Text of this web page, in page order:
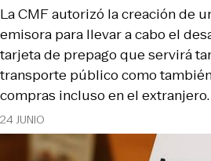
24 JUNIO
La CMF autorizó la creación de
emisora para llevar a cabo el
tarjeta de prepago que servirá
transporte público como
compras incluso en el extranjero.